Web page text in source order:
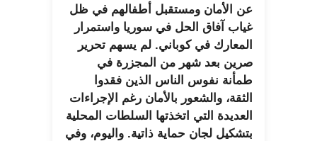
عن الأمان ومستقبل أطفالهم في ظل
غياب آفاق الحل في سوريا واستمرار
المعارك في كوباني. لم يسهم تحرير
صرين بعد شهر من المجزرة في
طمأنة نفوس الناس الذين فقدوا
الثقة، والشعور بالأمان رغم الإجراءات
العديدة التي اتخذتها السلطات المحلية
بتشكيل لجان حماية ذاتية. واليوم، وفي